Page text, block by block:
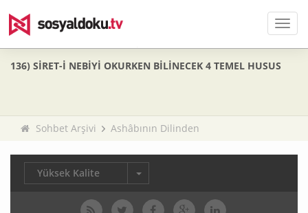
Menü
136) SİRET-İ NEBİYİ OKURKEN BİLİNECEK 4 TEMEL HUSUS
Sohbet Arşivi Ashâbının Dilinden
Yüksek Kalite